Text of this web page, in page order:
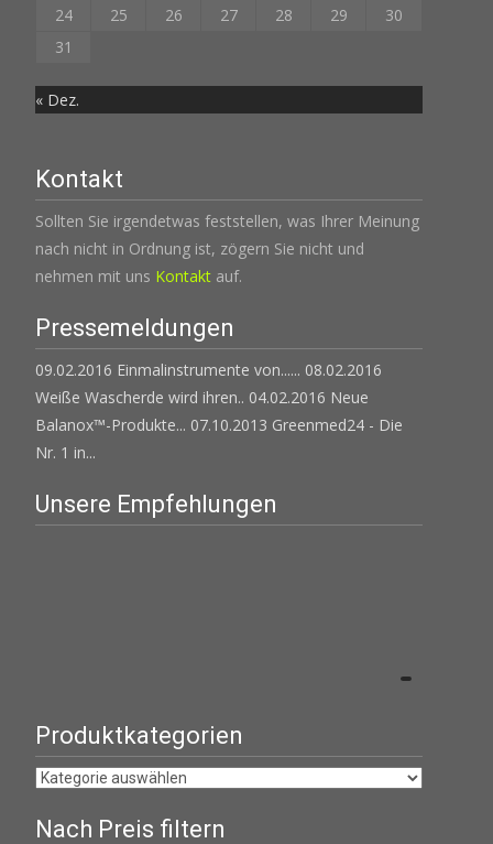
24
25 26 27 28 29
30
31
« Dez.
Kontakt
Sollten Sie irgendetwas feststellen, was Ihrer Meinung
nach nicht in Ordnung ist, zögern Sie nicht und
nehmen mit uns Kontakt auf.
Pressemeldungen
09.02.2016 Einmalinstrumente von...... 08.02.2016
Weiße Wascherde wird ihren.. 04.02.2016 Neue
Balanox™-Produkte... 07.10.2013 Greenmed24 - Die
Nr. 1 in...
Unsere Empfehlungen
Produktkategorien
Nach Preis filtern